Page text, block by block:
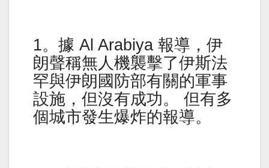
1。據 Al Arabiya 報導，伊
朗聲稱無人機襲擊了伊斯法
罕與伊朗國防部有關的軍事
設施，但沒有成功。 但有多
個城市發生爆炸的報導。